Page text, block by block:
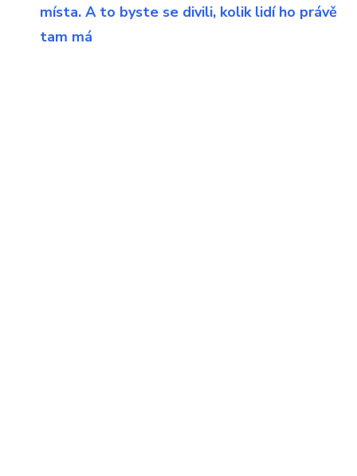
místa. A to byste se divili, kolik lidí ho právě
tam má